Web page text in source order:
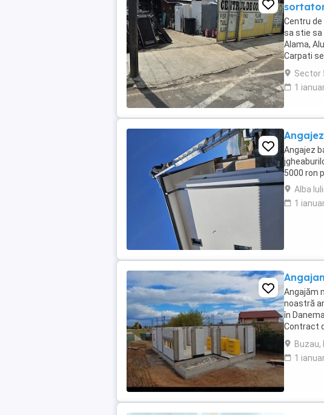
Centru
sa stie sa
Alama,
Carpati
Contact
Sector
1
Angajez
5000 ron
Alba
1
Angajăm
noastră
în
Contract
ore
Buzau,
1